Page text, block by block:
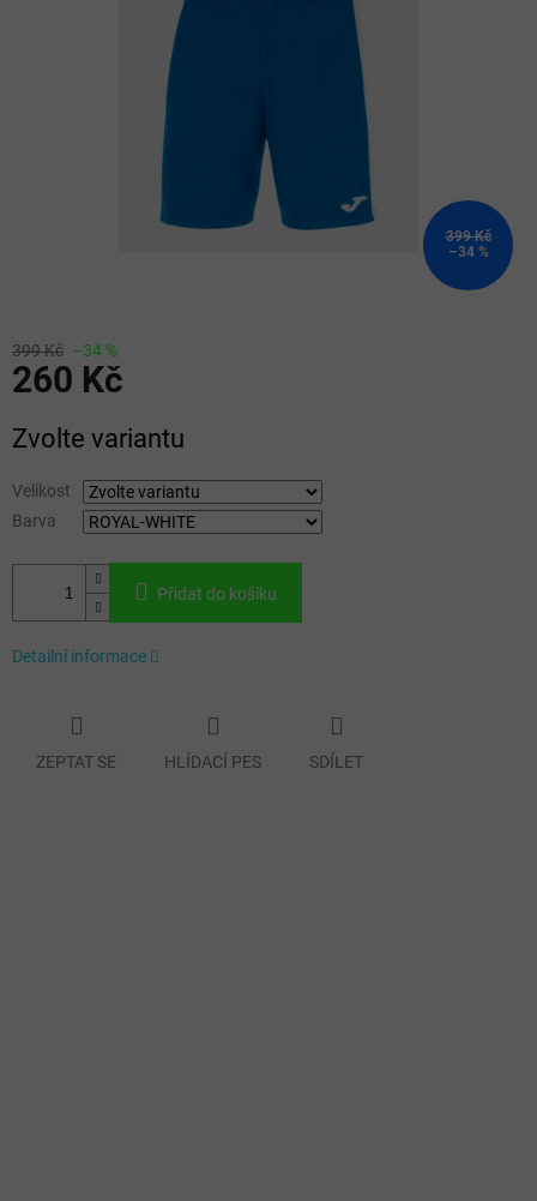
399 Kč
–34 %
399 Kč –34 %
260 Kč
cena:
Zvolte variantu
Velikost
Barva
Přidat do košíku
Detailní informace
ZEPTAT SE HLÍDACÍ PES SDÍLET